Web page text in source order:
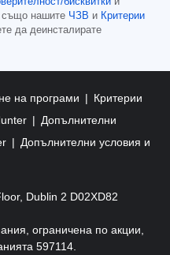
нашите ЧЗВ и Критерии
да деинсталирате
на програми
Критерии
Допълнителни
Допълнителни условия и
Dublin 2 D02XD82
ограничена по акции,
597114.